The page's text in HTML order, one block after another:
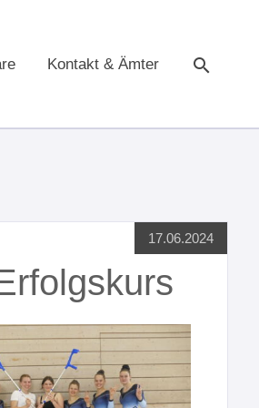
Kontakt & Ämter
17.06.2024